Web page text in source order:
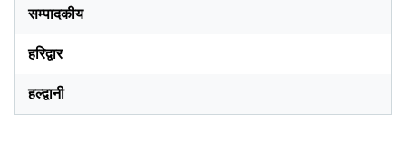
सम्पादकीय
हरिद्वार
हल्द्वानी